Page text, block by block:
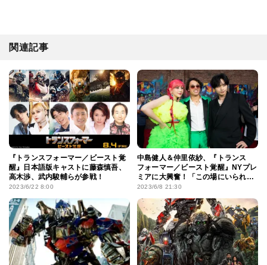
関連記事
『トランスフォーマー／ビースト覚
醒』日本語版キャストに藤森慎吾、
高木渉、武内駿輔らが参戦！
2023/6/22 8:00
中島健人＆仲里依紗、『トランス
フォーマー／ビースト覚醒』NYプレ
ミアに大興奮！「この場にいられて
とても光栄」
2023/6/8 21:30